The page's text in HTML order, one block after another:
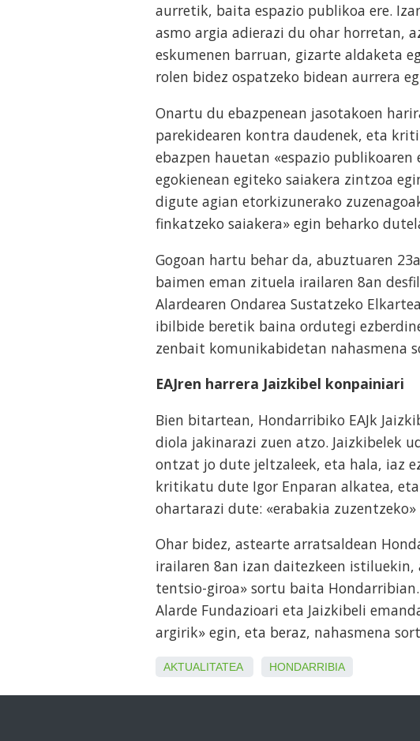
aurretik, baita espazio publikoa ere.
asmo argia adierazi du ohar horretan,
eskumenen barruan, gizarte aldaketa
rolen bidez ospatzeko bidean aurrera
Onartu du ebazpenean jasotakoen
parekidearen kontra daudenek, eta
ebazpen hauetan «espazio
egokienean egiteko saiakera zintzoa
digute agian etorkizunerako
finkatzeko saiakera» egin beharko
Gogoan hartu behar da, abuztuaren
baimen eman zituela irailaren 8an
Alardearen Ondarea Sustatzeko
ibilbide beretik baina ordutegi
zenbait komunikabidetan nahasmena
EAJren harrera Jaizkibel konpainiari
Bien bitartean, Hondarribiko EAJk
diola jakinarazi zuen atzo. Jaizkibelek
ontzat jo dute jeltzaleek, eta hala, iaz
kritikatu dute Igor Enparan alkatea,
ohartarazi dute: «erabakia
Ohar bidez, astearte arratsaldean
irailaren 8an izan daitezkeen
tentsio-giroa» sortu baita
Alarde Fundazioari eta Jaizkibeli
argirik» egin, eta beraz, nahasmena
AKTUALITATEA HONDARRIBIA